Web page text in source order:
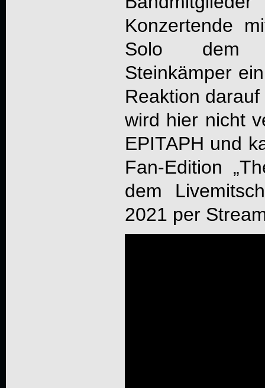
Konzertende
Solo dem
Steinkämper
Reaktion
wird hier nicht
EPITAPH und
Fan-Edition
dem
2021 per